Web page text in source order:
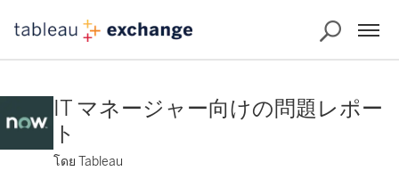
IT マネージャー向けの問題レポー
ト
โดย Tableau